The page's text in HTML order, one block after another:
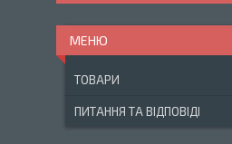
ТОВАРИ
ПИТАННЯ ТА ВІДПОВІДІ